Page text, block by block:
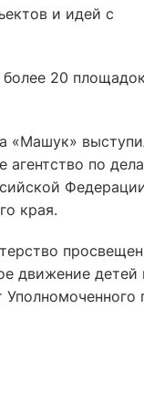
и идей с
20 площадок
«Машук»
по
края.
движение детей